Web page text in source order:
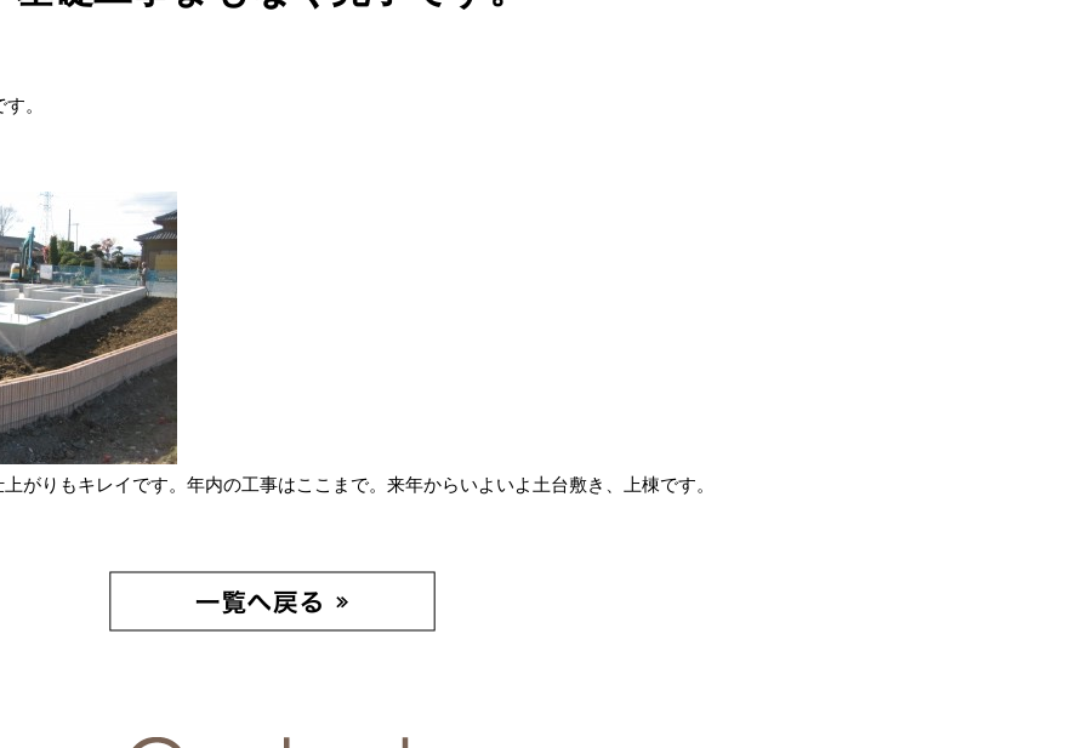
。
がりもキレイです。年内の工事はここまで。来年からいよいよ土台敷き、上棟です。